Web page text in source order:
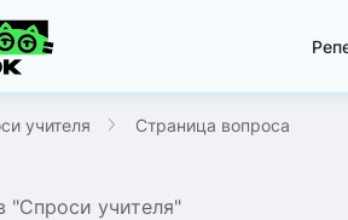
учителя Страница вопроса
"Спроси учителя"